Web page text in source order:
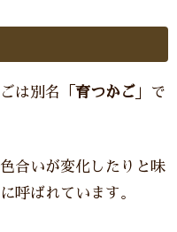
は別名「 育つかご 」で
合いが変化したりと味
呼ばれています。